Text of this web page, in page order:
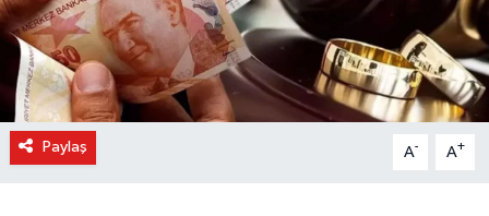
Paylaş A- A+